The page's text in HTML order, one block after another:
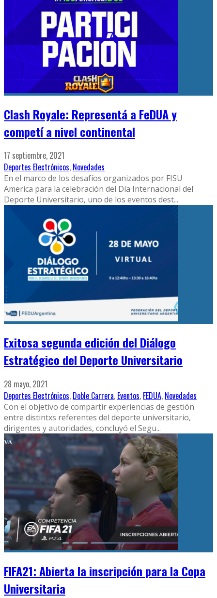
Clash Royale: Representá a FeDUA y
competí a nivel continental
17 septiembre, 2021
Deportes Electrónicos, Novedades
En el marco de los desafíos organizados por FISU
America para la celebración del Día Internacional del
Deporte Universitario, uno de los eventos dest...
Exitosa segunda edición del Diálogo
Estratégico del Deporte Universitario
28 mayo, 2021
Deportes Electrónicos, Doble Carrera, Eventos, FEDUA, Novedades
Con el objetivo de compartir experiencias de gestión
entre distintxs referentes del deporte universitario,
dirigentes y autoridades, concluyó el Segu...
FIFA21: Abierta la inscripción para la Copa
Universitaria